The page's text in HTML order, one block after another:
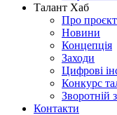
Талант Хаб
Про проєкт
Новини
Концепція
Заходи
Цифрові
Конкурс
Зворотній
Контакти